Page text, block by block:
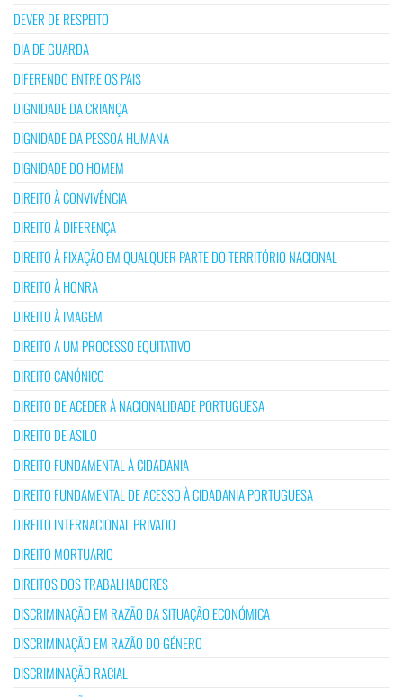
DEVER DE RESPEITO
DIA DE GUARDA
DIFERENDO ENTRE OS PAIS
DIGNIDADE DA CRIANÇA
DIGNIDADE DA PESSOA HUMANA
DIGNIDADE DO HOMEM
DIREITO À CONVIVÊNCIA
DIREITO À DIFERENÇA
DIREITO À FIXAÇÃO EM QUALQUER PARTE DO TERRITÓRIO NACIONAL
DIREITO À HONRA
DIREITO À IMAGEM
DIREITO A UM PROCESSO EQUITATIVO
DIREITO CANÓNICO
DIREITO DE ACEDER À NACIONALIDADE PORTUGUESA
DIREITO DE ASILO
DIREITO FUNDAMENTAL À CIDADANIA
DIREITO FUNDAMENTAL DE ACESSO À CIDADANIA PORTUGUESA
DIREITO INTERNACIONAL PRIVADO
DIREITO MORTUÁRIO
DIREITOS DOS TRABALHADORES
DISCRIMINAÇÃO EM RAZÃO DA SITUAÇÃO ECONÓMICA
DISCRIMINAÇÃO EM RAZÃO DO GÉNERO
DISCRIMINAÇÃO RACIAL